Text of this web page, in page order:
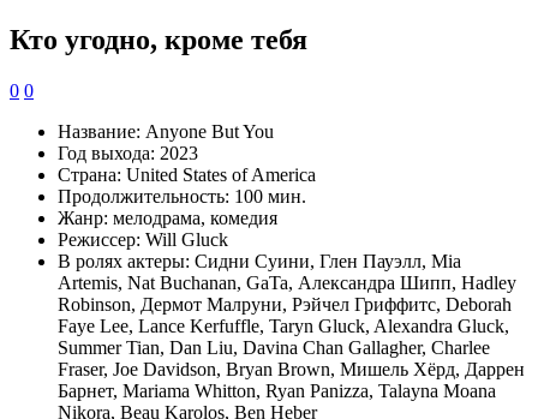
Кто угодно, кроме тебя
0 0
Название: Anyone But You
Год выхода: 2023
Страна: United States of America
Продолжительность: 100 мин.
Жанр: мелодрама, комедия
Режиссер: Will Gluck
В ролях актеры: Сидни Суини, Глен Пауэлл, Mia
Artemis, Nat Buchanan, GaTa, Александра Шипп, Hadley
Robinson, Дермот Малруни, Рэйчел Гриффитс, Deborah
Faye Lee, Lance Kerfuffle, Taryn Gluck, Alexandra Gluck,
Summer Tian, Dan Liu, Davina Chan Gallagher, Charlee
Fraser, Joe Davidson, Bryan Brown, Мишель Хёрд, Даррен
Барнет, Mariama Whitton, Ryan Panizza, Talayna Moana
Nikora, Beau Karolos, Ben Heber